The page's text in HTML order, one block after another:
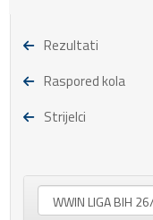
Rezultati
Raspored kola
Strijelci